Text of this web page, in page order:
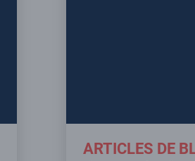
ARTICLES DE